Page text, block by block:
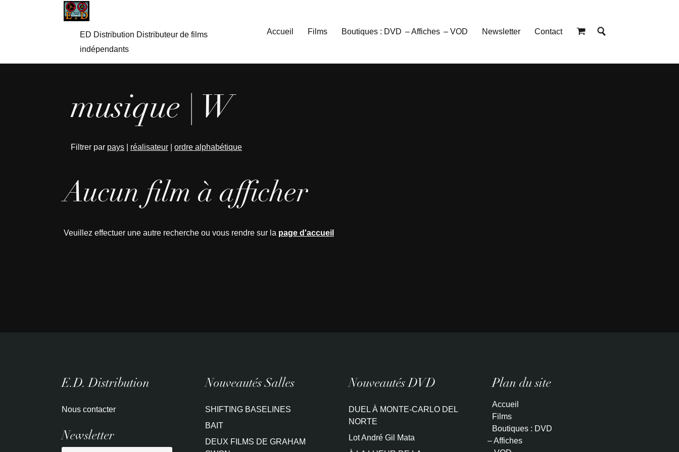
ED Distribution Distributeur de films
indépendants
Accueil Films Boutiques : DVD – Affiches – VOD Newsletter Contact
musique | W
Filtrer par pays réalisateur ordre alphabétique
Aucun film à afficher
Veuillez effectuer une autre recherche ou vous rendre sur la page d'accueil
E.D. Distribution
Nous contacter
Newsletter
Nouveautés Salles
SHIFTING BASELINES
BAIT
DEUX FILMS DE GRAHAM
Nouveautés DVD
DUEL À MONTE-CARLO DEL
NORTE
Lot André Gil Mata
Plan du site
Accueil
Films
Boutiques : DVD
– Affiches